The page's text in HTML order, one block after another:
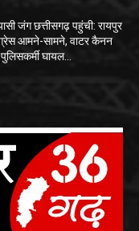
जंग छत्तीसगढ़ पहुंची: रायपुर
आमने-सामने, वाटर कैनन
घायल…